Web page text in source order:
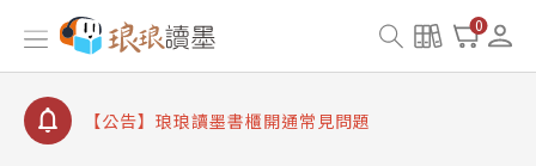
0
【公告】因 Readmoo 讀墨系統維護中，本站同步暫
停部分閱讀服務
【公告】琅琅讀墨數位閱讀資產合併與書櫃開通申請
【公告】琅琅讀墨書櫃開通常見問題